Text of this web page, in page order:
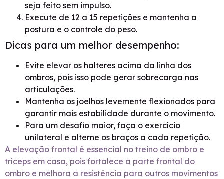
seja feito sem impulso.
Execute de 12 a 15 repetições e mantenha a
postura e o controle do peso.
Dicas para um melhor desempenho:
Evite elevar os halteres acima da linha dos
ombros, pois isso pode gerar sobrecarga nas
articulações.
Mantenha os joelhos levemente flexionados para
garantir mais estabilidade durante o movimento.
Para um desafio maior, faça o exercício
unilateral e alterne os braços a cada repetição.
A elevação frontal é essencial no treino de ombro e
tríceps em casa, pois fortalece a parte frontal do
ombro e melhora a resistência para outros movimentos